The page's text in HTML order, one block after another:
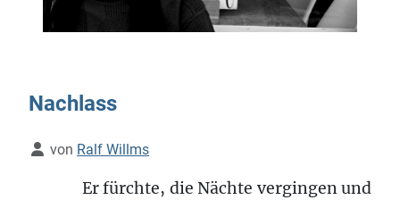
Nachlass
Details
von Ralf Willms
Er fürchte, die Nächte vergingen und